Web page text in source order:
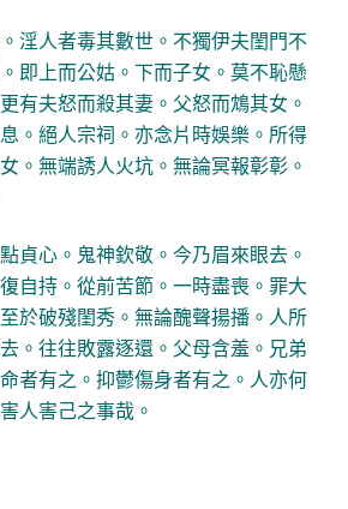
淫人者毒其數世。不獨伊夫閨門不
即上而公姑。下而子女。莫不恥懸
有夫怒而殺其妻。父怒而鴆其女。
。絕人宗祠。亦念片時娛樂。所得
。無端誘人火坑。無論冥報彰彰。
貞心。鬼神欽敬。今乃眉來眼去。
自持。從前苦節。一時盡喪。罪大
於破殘閨秀。無論醜聲揚播。人所
。往往敗露逐還。父母含羞。兄弟
者有之。抑鬱傷身者有之。人亦何
人害己之事哉。